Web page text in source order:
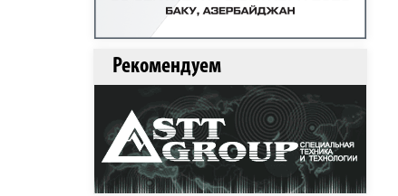
Рекомендуем